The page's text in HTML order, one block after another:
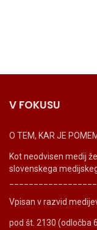
V FOKUSU
O TEM, KAR JE
Kot neodvisen medij
slovenskega
Vpisan v razvid
pod št. 2130 (odločba